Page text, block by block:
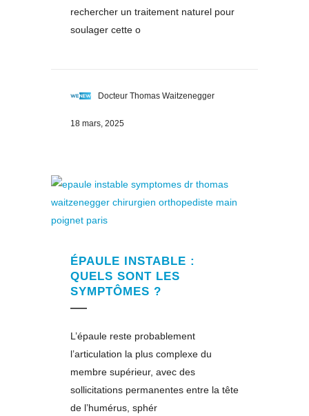
rechercher un traitement naturel pour
soulager cette o
Docteur Thomas Waitzenegger
18 mars, 2025
ÉPAULE INSTABLE :
QUELS SONT LES
SYMPTÔMES ?
L’épaule reste probablement
l’articulation la plus complexe du
membre supérieur, avec des
sollicitations permanentes entre la tête
de l’humérus, sphér